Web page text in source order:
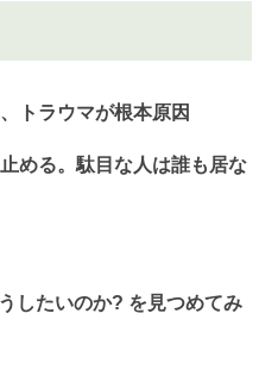
トラウマが根本原因
める。駄目な人は誰も居な
したいのか? を見つめてみ